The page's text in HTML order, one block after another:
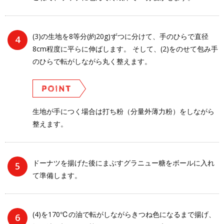
(3)の生地を8等分(約20g)ずつに分けて、手のひらで直径
8cm程度に平らに伸ばします。 そして、(2)をのせて包み手
のひらで転がしながら丸く整えます。
生地が手につく場合は打ち粉（分量外薄力粉）をしながら
整えます。
ドーナツを揚げた後にまぶすグラニュー糖をボールに入れ
て準備します。
(4)を170℃の油で転がしながらきつね色になるまで揚げ、